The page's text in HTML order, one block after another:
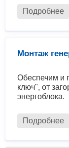
Подробнее
Монтаж
Обеспечим и
ключ", от
энергоблока.
Подробнее